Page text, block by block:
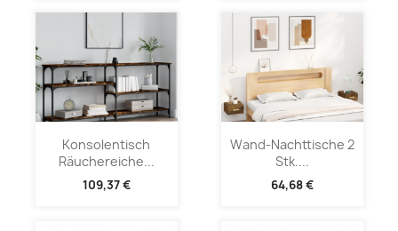
Konsolentisch
Räuchereiche...
109,37 €
Wand-Nachttische 2
Stk....
64,68 €